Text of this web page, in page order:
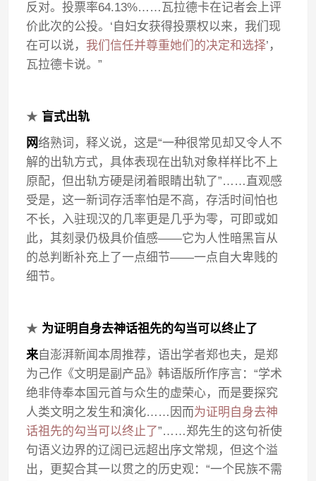
反对。投票率64.13%……瓦拉德卡在记者会上评
价此次的公投。‘自妇女获得投票权以来，我们现
在可以说，我们信任并尊重她们的决定和选择’，
瓦拉德卡说。”
★ 盲式出轨
网络熟词，释义说，这是“一种很常见却又令人不
解的出轨方式，具体表现在出轨对象样样比不上
原配，但出轨方硬是闭着眼睛出轨了”……直观感
受是，这一新词存活率怕是不高，存活时间怕也
不长，入驻现汉的几率更是几乎为零，可即或如
此，其刻录仍极具价值感——它为人性暗黑盲从
的总判断补充上了一点细节——一点自大卑贱的
细节。
★ 为证明自身去神话祖先的勾当可以终止了
来自澎湃新闻本周推荐，语出学者郑也夫，是郑
为己作《文明是副产品》韩语版所作序言：“学术
绝非侍奉本国元首与众生的虚荣心，而是要探究
人类文明之发生和演化……因而为证明自身去神
话祖先的勾当可以终止了”……郑先生的这句祈使
句语义边界的辽阔已远超出序文常规，但这个溢
出，更契合其一以贯之的历史观：“一个民族不需